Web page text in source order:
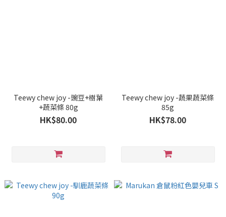
Teewy chew joy -豌豆+樹葉
+蔬菜條 80g
HK$80.00
Teewy chew joy -蔬果蔬菜條
85g
HK$78.00